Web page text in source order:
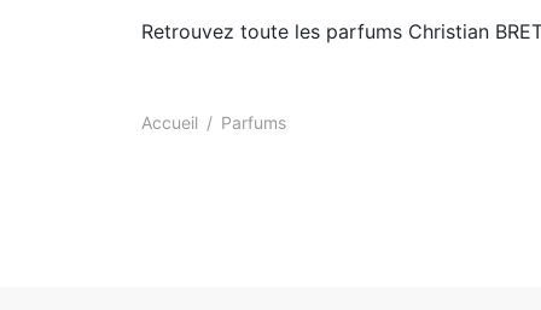
Retrouvez toute les parfums Christian
Accueil / Parfums